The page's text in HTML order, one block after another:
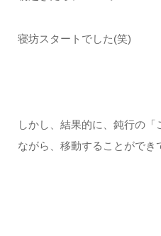
寝坊スタートでした(笑)
しかし、結果的に、鈍行の
ながら、移動することができ